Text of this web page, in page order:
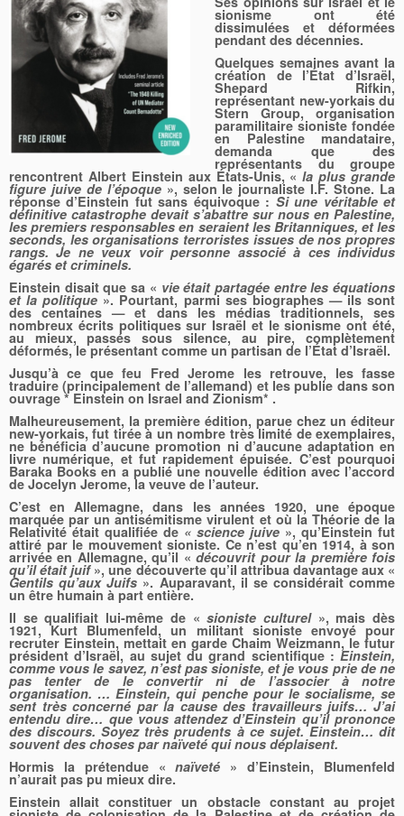
sionisme ont été
dissimulées et déformées
pendant des décennies.
Quelques semaines avant la
création de l’État d’Israël,
Shepard Rifkin,
représentant new-yorkais du
Stern Group, organisation
paramilitaire sioniste fondée
en Palestine mandataire,
demanda que des
représentants du groupe
rencontrent Albert Einstein aux États-Unis, «la plus grande
figure juive de l’époque », selon le journaliste I.F. Stone. La
réponse d’Einstein fut sans équivoque : Si une véritable et
définitive catastrophe devait s’abattre sur nous en Palestine,
les premiers responsables en seraient les Britanniques, et les
seconds, les organisations terroristes issues de nos propres
rangs. Je ne veux voir personne associé à ces individus
égarés et criminels.
Einstein disait que sa « vie était partagée entre les équations
et la politique ». Pourtant, parmi ses biographes — ils sont
des centaines — et dans les médias traditionnels, ses
nombreux écrits politiques sur Israël et le sionisme ont été,
au mieux, passés sous silence, au pire, complètement
déformés, le présentant comme un partisan de l’État d’Israël.
Jusqu’à ce que feu Fred Jerome les retrouve, les fasse
traduire (principalement de l’allemand) et les publie dans son
ouvrage * Einstein on Israel and Zionism* .
Malheureusement, la première édition, parue chez un éditeur
new-yorkais, fut tirée à un nombre très limité de exemplaires,
ne bénéficia d’aucune promotion ni d’aucune adaptation en
livre numérique, et fut rapidement épuisée. C’est pourquoi
Baraka Books en a publié une nouvelle édition avec l’accord
de Jocelyn Jerome, la veuve de l’auteur.
C’est en Allemagne, dans les années 1920, une époque
marquée par un antisémitisme virulent et où la Théorie de la
Relativité était qualifiée de « science juive », qu’Einstein fut
attiré par le mouvement sioniste. Ce n’est qu’en 1914, à son
arrivée en Allemagne, qu’il «découvrit pour la première fois
qu’il était juif», une découverte qu’il attribua davantage aux «
Gentils qu’aux Juifs ». Auparavant, il se considérait comme
un être humain à part entière.
Il se qualifiait lui-même de «sioniste culturel», mais dès
1921, Kurt Blumenfeld, un militant sioniste envoyé pour
recruter Einstein, mettait en garde Chaim Weizmann, le futur
président d’Israël, au sujet du grand scientifique : Einstein,
comme vous le savez, n’est pas sioniste, et je vous prie de ne
pas tenter de le convertir ni de l’associer à notre
organisation. … Einstein, qui penche pour le socialisme, se
sent très concerné par la cause des travailleurs juifs… J’ai
entendu dire… que vous attendez d’Einstein qu’il prononce
des discours. Soyez très prudents à ce sujet. Einstein… dit
souvent des choses par naïveté qui nous déplaisent.
Hormis la prétendue «naïveté » d’Einstein, Blumenfeld
n’aurait pas pu mieux dire.
Einstein allait constituer un obstacle constant au projet